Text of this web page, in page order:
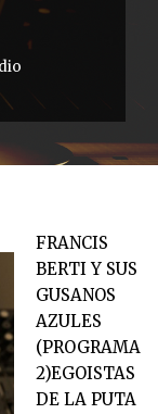
FRANCIS
BERTI Y SUS
GUSANOS
AZULES
(PROGRAMA
2)EGOISTAS
DE LA PUTA